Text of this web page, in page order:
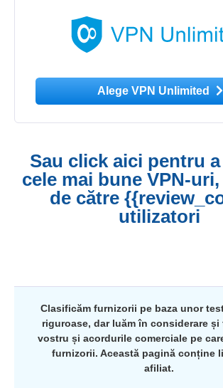
Alege VPN Unlimited
Sau click aici pentru
cele mai bune VPN-
de către
utilizatori
Clasificăm furnizorii pe baza unor
riguroase, dar luăm în considerare și
vostru și acordurile comerciale pe
furnizorii. Această pagină conține
afiliat.